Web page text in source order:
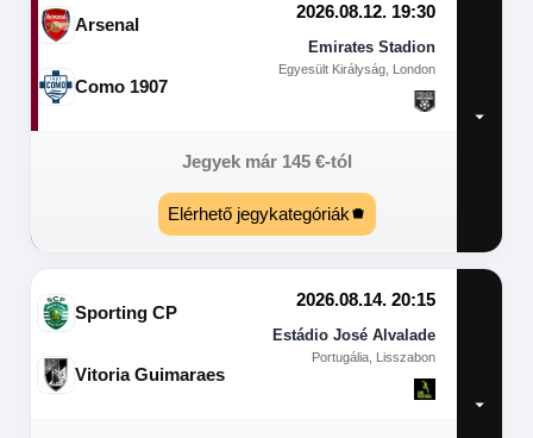
Arsenal
2026.08.12. 19:30
Emirates Stadion
Egyesült Királyság, London
Como 1907
Jegyek már 145 €-tól
Elérhető jegykategóriák
Sporting CP
2026.08.14. 20:15
Estádio José Alvalade
Portugália, Lisszabon
Vitoria Guimaraes